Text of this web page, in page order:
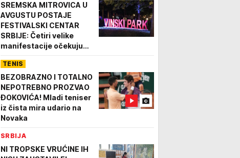
SREMSKA MITROVICA U
AVGUSTU POSTAJE
FESTIVALSKI CENTAR
SRBIJE: Četiri velike
manifestacije očekuju
posetilaca
TENIS
BEZOBRAZNO I TOTALNO
NEPOTREBNO PROZVAO
ĐOKOVIĆA! Mladi teniser
iz čista mira udario na
Novaka
SRBIJA
NI TROPSKE VRUĆINE IH